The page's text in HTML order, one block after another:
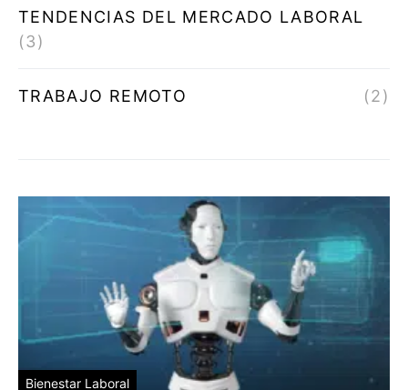
TENDENCIAS DEL MERCADO LABORAL
(3)
TRABAJO REMOTO (2)
Bienestar Laboral